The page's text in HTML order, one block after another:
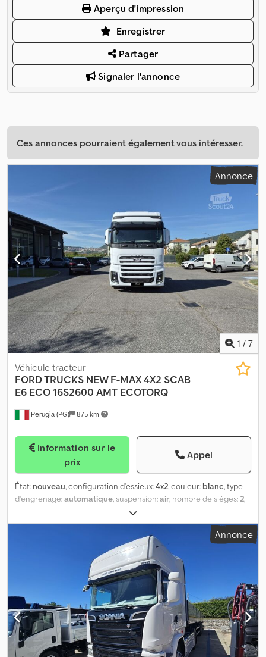
Aperçu d'impression
Enregistrer
Partager
Signaler l'annonce
Ces annonces pourraient également vous intéresser.
Annonce
1 / 7
Perugia (PG) 875 km
Véhicule tracteur
FORD TRUCKS NEW F-MAX 4X2 SCAB
E6 ECO 16S2600 AMT ECOTORQ
prix
Appel
État: nouveau, configuration d'essieux:4x2, couleur: blanc, type
d'engrenage:automatique, suspension:air, nombre de sièges:2,
climatisation, direction assistée, régulateur de
vitesse, Les présentes informations ne constituent pas un
élément contractuel. Crodpfx Aszh Ih Ajl Ijf
Annonce